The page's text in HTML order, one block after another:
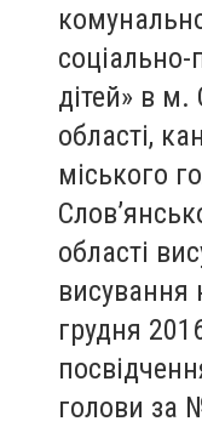
соціально-
дітей» в м.
області,
міського
області
висування
грудня
голови за